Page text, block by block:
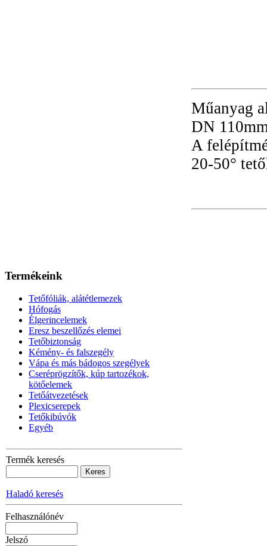
Műanyag
DN
A
20-50°
Termékeink
Tetőfóliák, alátétlemezek
Hófogás
Élgerincelemek
Eresz beszellőzés elemei
Tetőbiztonság
Kémény- és falszegély
Vápa és más bádogos szegélyek
Cseréprögzítők, kúp tartozékok,
kötőelemek
Tetőátvezetések
Plexicserepek
Tetőkibúvók
Egyéb
Termék keresés
Haladó keresés
Felhasználónév
Jelszó